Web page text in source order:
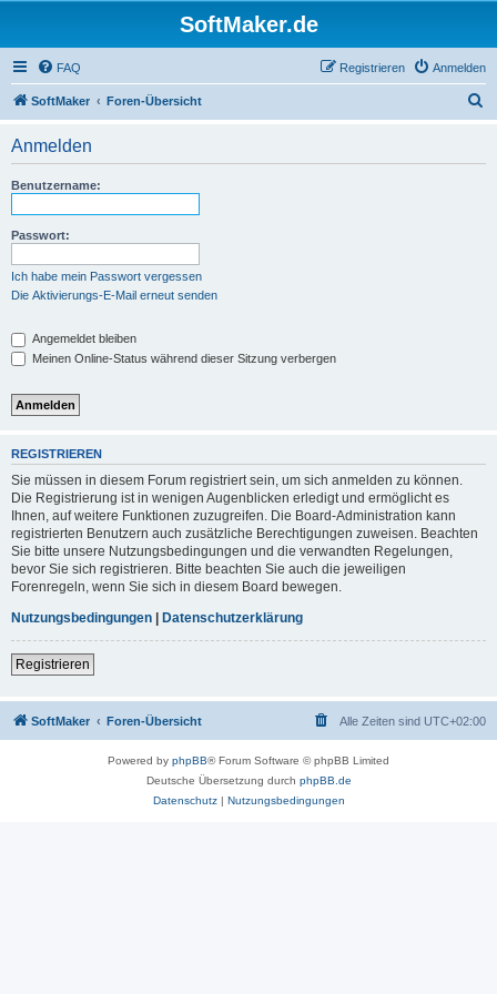
SoftMaker.de
FAQ Anmelden
Registrieren
SoftMaker Foren-Übersicht
Anmelden
Benutzername:
Passwort:
Ich habe mein Passwort vergessen
Die Aktivierungs-E-Mail erneut senden
Angemeldet bleiben
Meinen Online-Status während dieser Sitzung verbergen
REGISTRIEREN
Sie müssen in diesem Forum registriert sein, um sich anmelden zu können.
Die Registrierung ist in wenigen Augenblicken erledigt und ermöglicht es
Ihnen, auf weitere Funktionen zuzugreifen. Die Board-Administration kann
registrierten Benutzern auch zusätzliche Berechtigungen zuweisen. Beachten
Sie bitte unsere Nutzungsbedingungen und die verwandten Regelungen,
bevor Sie sich registrieren. Bitte beachten Sie auch die jeweiligen
Forenregeln, wenn Sie sich in diesem Board bewegen.
Nutzungsbedingungen | Datenschutzerklärung
Registrieren
SoftMaker Foren-Übersicht Alle Zeiten sind UTC+02:00
Powered by phpBB® Forum Software © phpBB Limited
Deutsche Übersetzung durch phpBB.de
Datenschutz| Nutzungsbedingungen